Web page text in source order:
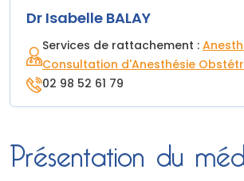
Dr Isabelle BALAY
Services de rattachement :
Consultation d'Anesthésie
02 98 52 61 79
Présentation du